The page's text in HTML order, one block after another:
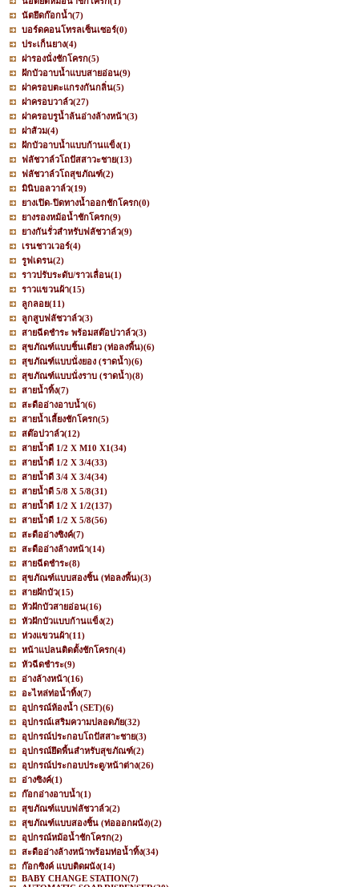
นัตยึดก๊อกน้ำ(7)
บอร์ดคอนโทรลเซ็นเซอร์(0)
ประเก็นยาง(4)
ฝารองนั่งชักโครก(5)
ฝักบัวอาบน้ำแบบสายอ่อน(9)
ฝาครอบตะแกรงกันกลิ่น(5)
ฝาครอบวาล์ว(27)
ฝาครอบรูน้ำล้นอ่างล้างหน้า(3)
ฝาส้วม(4)
ฝักบัวอาบน้ำแบบก้านแข็ง(1)
ฟลัชวาล์วโถปัสสาวะชาย(13)
ฟลัชวาล์วโถสุขภัณฑ์(2)
มินิบอลวาล์ว(19)
ยางเปิด-ปิดทางน้ำออกชักโครก(0)
ยางรองหม้อน้ำชักโครก(9)
ยางกันรั่วสำหรับฟลัชวาล์ว(9)
เรนชาวเวอร์(4)
รูฟเดรน(2)
ราวปรับระดับ/ราวเลื่อน(1)
ราวแขวนผ้า(15)
ลูกลอย(11)
ลูกสูบฟลัชวาล์ว(3)
สายฉีดชำระ พร้อมสต๊อปวาล์ว(3)
สุขภัณฑ์แบบชิ้นเดียว (ท่อลงพื้น)(6)
สุขภัณฑ์แบบนั่งยอง (ราดน้ำ)(6)
สุขภัณฑ์แบบนั่งราบ (ราดน้ำ)(8)
สายน้ำทิ้ง(7)
สะดืออ่างอาบน้ำ(6)
สายน้ำเลี้ยงชักโครก(5)
สต๊อปวาล์ว(12)
สายน้ำดี 1/2 X M10 X1(34)
สายน้ำดี 1/2 X 3/4(33)
สายน้ำดี 3/4 X 3/4(34)
สายน้ำดี 5/8 X 5/8(31)
สายน้ำดี 1/2 X 1/2(137)
สายน้ำดี 1/2 X 5/8(56)
สะดืออ่างซิงค์(7)
สะดืออ่างล้างหน้า(14)
สายฉีดชำระ(8)
สุขภัณฑ์แบบสองชิ้น (ท่อลงพื้น)(3)
สายฝักบัว(15)
หัวฝักบัวสายอ่อน(16)
หัวฝักบัวแบบก้านแข็ง(2)
ห่วงแขวนผ้า(11)
หน้าแปลนติดตั้งชักโครก(4)
หัวฉีดชำระ(9)
อ่างล้างหน้า(16)
อะไหล่ท่อน้ำทิ้ง(7)
อุปกรณ์ห้องน้ำ (SET)(6)
อุปกรณ์เสริมความปลอดภัย(32)
อุปกรณ์ประกอบโถปัสสาะชาย(3)
อุปกรณ์ยึดพื้นสำหรับสุขภัณฑ์(2)
อุปกรณ์ประกอบประตู/หน้าต่าง(26)
อ่างซิงค์(1)
ก๊อกอ่างอาบน้ำ(1)
สุขภัณฑ์แบบฟลัชวาล์ว(2)
สุขภัณฑ์แบบสองชิ้น (ท่อออกผนัง)(2)
อุปกรณ์หม้อน้ำชักโครก(2)
สะดืออ่างล้างหน้าพร้อมท่อน้ำทิ้ง(34)
ก๊อกซิงค์ แบบติดผนัง(14)
BABY CHANGE STATION(7)